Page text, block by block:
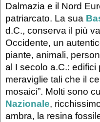
Dalmazia e il Nord
patriarcato. La sua
d.C., conserva il più
Occidente, un
piante, animali,
al I secolo a.C.:
meraviglie tali che il
mosaici”. Molti sono
Nazionale,
ambra, la resina